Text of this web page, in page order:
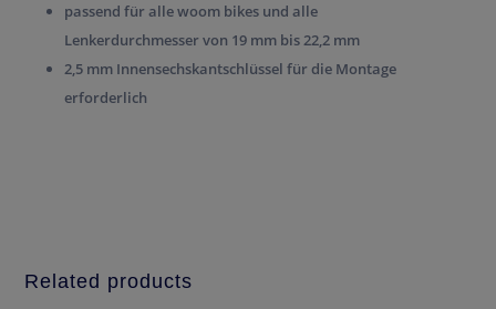
passend für alle woom bikes und alle
Lenkerdurchmesser von 19 mm bis 22,2 mm
2,5 mm Innensechskantschlüssel für die Montage
erforderlich
Related products